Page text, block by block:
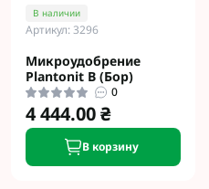
В наличии
Артикул: 3296
Микроудобрение
Plantonit B (Бор)
0
4 444.00 ₴
В корзину